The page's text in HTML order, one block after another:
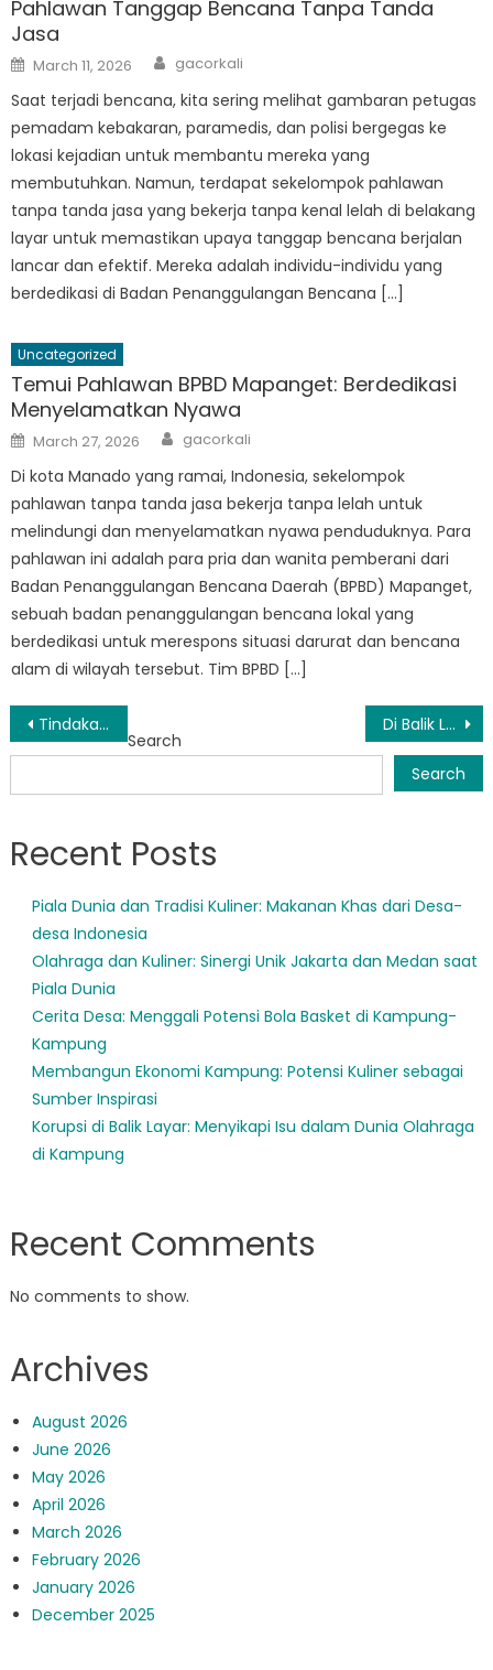
Pahlawan Tanggap Bencana Tanpa Tanda
Jasa
Posted
on
March 11, 2026 Author
gacorkali
Saat terjadi bencana, kita sering melihat gambaran petugas
pemadam kebakaran, paramedis, dan polisi bergegas ke
lokasi kejadian untuk membantu mereka yang
membutuhkan. Namun, terdapat sekelompok pahlawan
tanpa tanda jasa yang bekerja tanpa kenal lelah di belakang
layar untuk memastikan upaya tanggap bencana berjalan
lancar dan efektif. Mereka adalah individu-individu yang
berdedikasi di Badan Penanggulangan Bencana […]
Uncategorized
Temui Pahlawan BPBD Mapanget: Berdedikasi
Menyelamatkan Nyawa
Posted
on
March 27, 2026 Author
gacorkali
Di kota Manado yang ramai, Indonesia, sekelompok
pahlawan tanpa tanda jasa bekerja tanpa lelah untuk
melindungi dan menyelamatkan nyawa penduduknya. Para
pahlawan ini adalah para pria dan wanita pemberani dari
Badan Penanggulangan Bencana Daerah (BPBD) Mapanget,
sebuah badan penanggulangan bencana lokal yang
berdedikasi untuk merespons situasi darurat dan bencana
alam di wilayah tersebut. Tim BPBD […]
Post
navigation
Tindakan Proaktif Manado Menghasilkan Kerugian Minimal dalam Bencana Baru-baru ini Di Balik Layar: Sehari Kehidupan Anggota Tim Wenang BPBD
Search
Search
Recent Posts
Piala Dunia dan Tradisi Kuliner: Makanan Khas dari Desa-
desa Indonesia
Olahraga dan Kuliner: Sinergi Unik Jakarta dan Medan saat
Piala Dunia
Cerita Desa: Menggali Potensi Bola Basket di Kampung-
Kampung
Membangun Ekonomi Kampung: Potensi Kuliner sebagai
Sumber Inspirasi
Korupsi di Balik Layar: Menyikapi Isu dalam Dunia Olahraga
di Kampung
Recent Comments
No comments to show.
Archives
August 2026
June 2026
May 2026
April 2026
March 2026
February 2026
January 2026
December 2025